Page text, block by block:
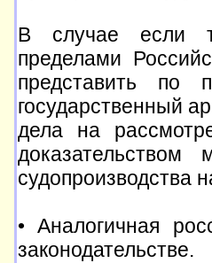
В случае если
пределами
представить по
государственный
дела на
судопроизводства
• Аналогичная
законодательстве.